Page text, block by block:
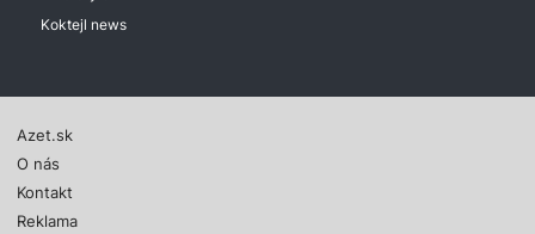
Koktejl news
Azet.sk
O nás
Kontakt
Reklama